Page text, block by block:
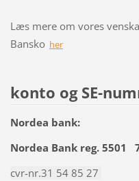
Læs mere om vores
Bansko her
konto og SE-
Nordea bank:
Nordea Bank reg. 5501
cvr-nr.31 54 85 27